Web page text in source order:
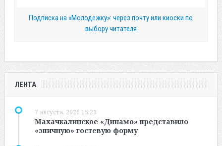
Подписка на «Молодежку»: через почту или киоски по
выбору читателя
ЛЕНТА
7 августа, 2026 15:23
Махачкалинское «Динамо» представило
«эпичную» гостевую форму